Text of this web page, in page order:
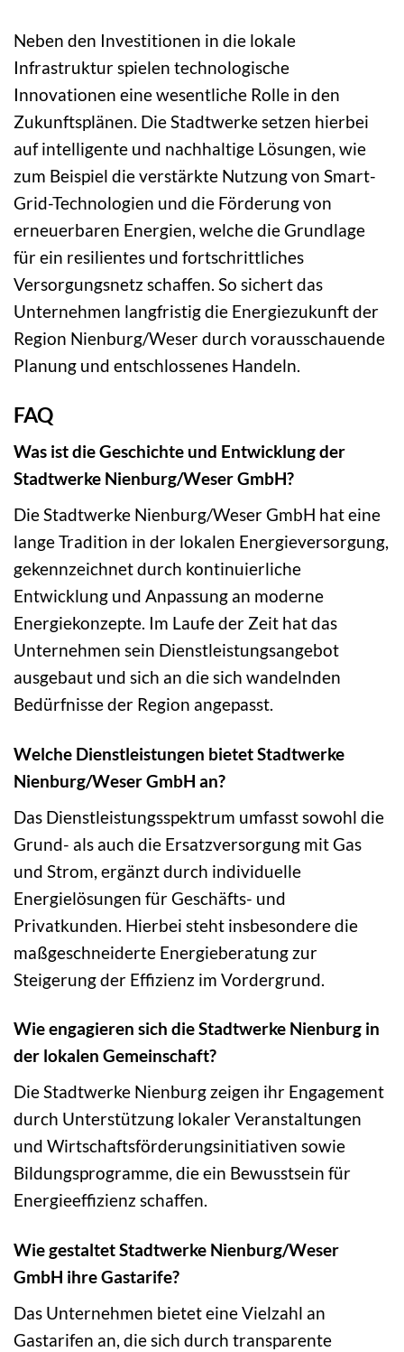
Neben den Investitionen in die lokale
Infrastruktur spielen technologische
Innovationen eine wesentliche Rolle in den
Zukunftsplänen. Die Stadtwerke setzen hierbei
auf intelligente und nachhaltige Lösungen, wie
zum Beispiel die verstärkte Nutzung von Smart-
Grid-Technologien und die Förderung von
erneuerbaren Energien, welche die Grundlage
für ein resilientes und fortschrittliches
Versorgungsnetz schaffen. So sichert das
Unternehmen langfristig die Energiezukunft der
Region Nienburg/Weser durch vorausschauende
Planung und entschlossenes Handeln.
FAQ
Was ist die Geschichte und Entwicklung der
Stadtwerke Nienburg/Weser GmbH?
Die Stadtwerke Nienburg/Weser GmbH hat eine
lange Tradition in der lokalen Energieversorgung,
gekennzeichnet durch kontinuierliche
Entwicklung und Anpassung an moderne
Energiekonzepte. Im Laufe der Zeit hat das
Unternehmen sein Dienstleistungsangebot
ausgebaut und sich an die sich wandelnden
Bedürfnisse der Region angepasst.
Welche Dienstleistungen bietet Stadtwerke
Nienburg/Weser GmbH an?
Das Dienstleistungsspektrum umfasst sowohl die
Grund- als auch die Ersatzversorgung mit Gas
und Strom, ergänzt durch individuelle
Energielösungen für Geschäfts- und
Privatkunden. Hierbei steht insbesondere die
maßgeschneiderte Energieberatung zur
Steigerung der Effizienz im Vordergrund.
Wie engagieren sich die Stadtwerke Nienburg in
der lokalen Gemeinschaft?
Die Stadtwerke Nienburg zeigen ihr Engagement
durch Unterstützung lokaler Veranstaltungen
und Wirtschaftsförderungsinitiativen sowie
Bildungsprogramme, die ein Bewusstsein für
Energieeffizienz schaffen.
Wie gestaltet Stadtwerke Nienburg/Weser
GmbH ihre Gastarife?
Das Unternehmen bietet eine Vielzahl an
Gastarifen an, die sich durch transparente